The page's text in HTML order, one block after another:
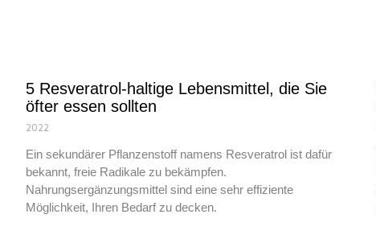
5 Resveratrol-haltige Lebensmittel, die Sie
öfter essen sollten
2022
Ein sekundärer Pflanzenstoff namens Resveratrol ist dafür
bekannt, freie Radikale zu bekämpfen.
Nahrungsergänzungsmittel sind eine sehr effiziente
Möglichkeit, Ihren Bedarf zu decken.